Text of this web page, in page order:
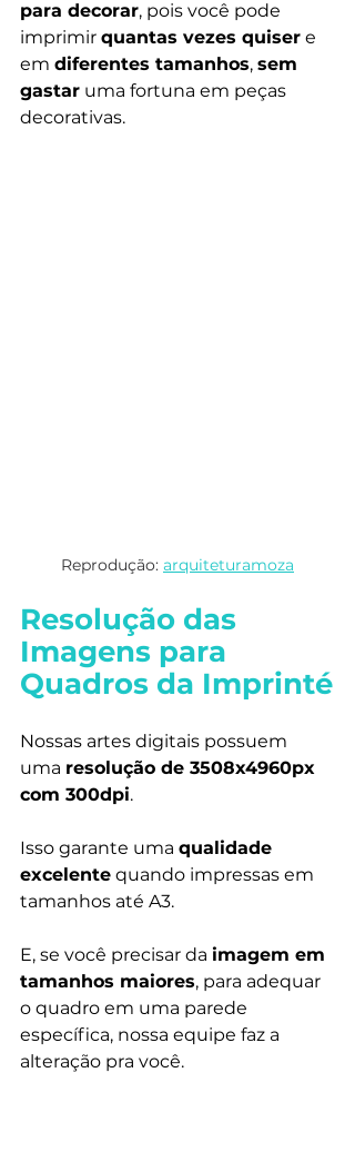
para decorar, pois você pode
imprimir quantas vezes quiser e
em diferentes tamanhos, sem
gastar uma fortuna em peças
decorativas.
Reprodução: arquiteturamoza
Resolução das
Imagens para
Quadros da Imprinté
Nossas artes digitais possuem
uma resolução de 3508x4960px
com 300dpi.
Isso garante uma qualidade
excelente quando impressas em
tamanhos até A3.
E, se você precisar da imagem em
tamanhos maiores, para adequar
o quadro em uma parede
específica, nossa equipe faz a
alteração pra você.